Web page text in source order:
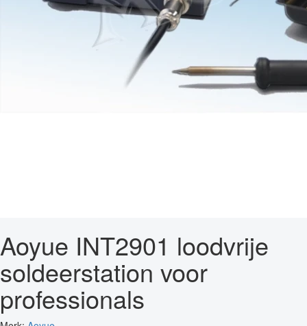
Aoyue INT2901 loodvrije
soldeerstation voor
professionals